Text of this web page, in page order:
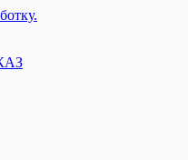
заказы на